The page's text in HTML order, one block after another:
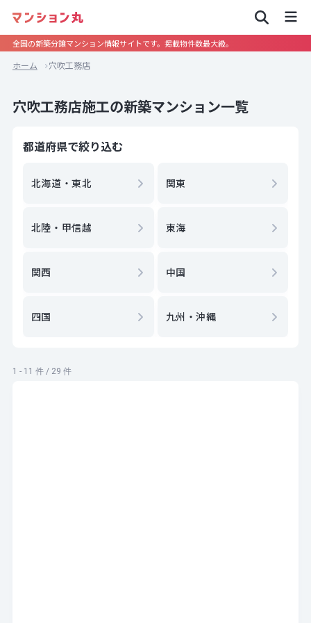
全国の新築分譲マンション情報サイトです。掲載物件数最大級。
ホーム 穴吹工務店
穴吹工務店施工の新築マンション一覧
都道府県で絞り込む
北海道・東北 関東
北陸・甲信越 東海
関西 中国
四国 九州・沖縄
1 - 11 件 / 29 件